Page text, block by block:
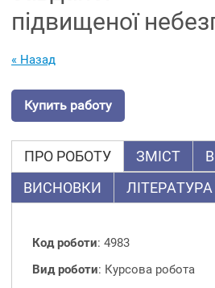
підвищеної
« Назад
Купить работу
ПРО РОБОТУ ЗМІСТ
ВИСНОВКИ
ЛІТЕРАТУРА
Код роботи: 4983
Вид роботи: Курсова робота